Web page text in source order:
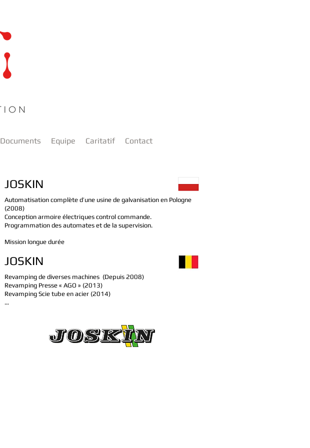
Documents Equipe Caritatif Contact
JOSKIN
Automatisation complète d’une usine de galvanisation en Pologne
(2008)
Conception armoire électriques control commande.
Programmation des automates et de la supervision.
Mission longue durée
JOSKIN
Revamping de diverses machines (Depuis 2008)
Revamping Presse « AGO » (2013)
Revamping Scie tube en acier (2014)
…